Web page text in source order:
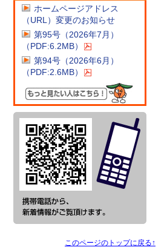
ホームページアドレス
（URL）変更のお知らせ
第95号（2026年7月）
（PDF:6.2MB）
第94号（2026年6月）
（PDF:2.6MB）
このページのトップに戻る↑